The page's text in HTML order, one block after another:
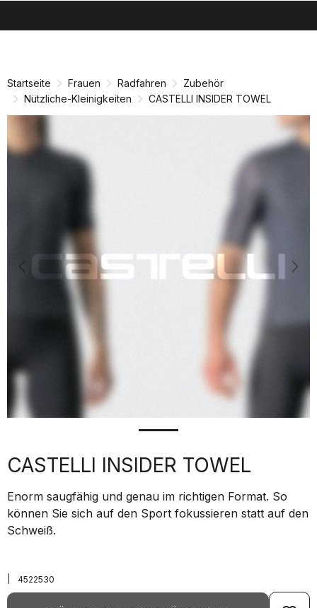
Startseite Frauen Radfahren
Zubehör
Nützliche-Kleinigkeiten
CASTELLI INSIDER TOWEL
Previous
CASTELLI INSIDER TOWEL
Enorm saugfähig und genau im richtigen Format. So
können Sie sich auf den Sport fokussieren statt auf den
Schweiß.
4522530